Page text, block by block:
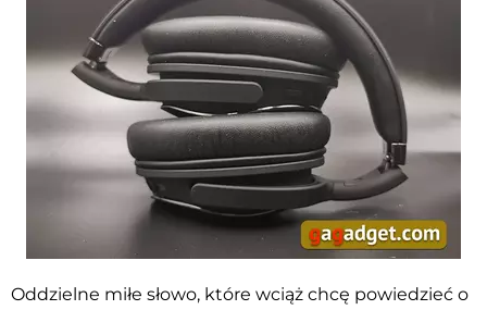
Oddzielne miłe słowo, które wciąż chcę powiedzieć o